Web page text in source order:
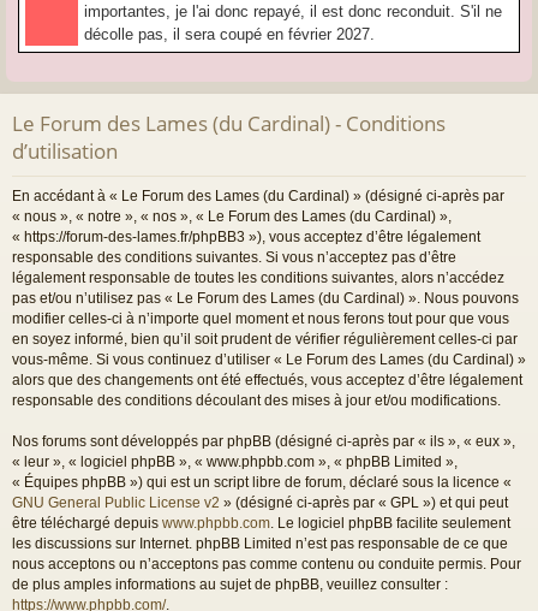
importantes, je l'ai donc repayé, il est donc reconduit. S'il ne
décolle pas, il sera coupé en février 2027.
Le Forum des Lames (du Cardinal) - Conditions
d’utilisation
En accédant à « Le Forum des Lames (du Cardinal) » (désigné ci-après par
« nous », « notre », « nos », « Le Forum des Lames (du Cardinal) »,
« https://forum-des-lames.fr/phpBB3 »), vous acceptez d’être légalement
responsable des conditions suivantes. Si vous n’acceptez pas d’être
légalement responsable de toutes les conditions suivantes, alors n’accédez
pas et/ou n’utilisez pas « Le Forum des Lames (du Cardinal) ». Nous pouvons
modifier celles-ci à n’importe quel moment et nous ferons tout pour que vous
en soyez informé, bien qu’il soit prudent de vérifier régulièrement celles-ci par
vous-même. Si vous continuez d’utiliser « Le Forum des Lames (du Cardinal) »
alors que des changements ont été effectués, vous acceptez d’être légalement
responsable des conditions découlant des mises à jour et/ou modifications.
Nos forums sont développés par phpBB (désigné ci-après par « ils », « eux »,
« leur », « logiciel phpBB », « www.phpbb.com », « phpBB Limited »,
« Équipes phpBB ») qui est un script libre de forum, déclaré sous la licence «
GNU General Public License v2 » (désigné ci-après par « GPL ») et qui peut
être téléchargé depuis www.phpbb.com. Le logiciel phpBB facilite seulement
les discussions sur Internet. phpBB Limited n’est pas responsable de ce que
nous acceptons ou n’acceptons pas comme contenu ou conduite permis. Pour
de plus amples informations au sujet de phpBB, veuillez consulter :
https://www.phpbb.com/.